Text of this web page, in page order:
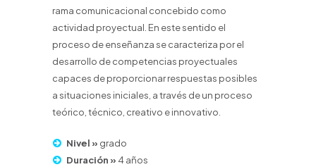
rama comunicacional concebido como
actividad proyectual. En este sentido el
proceso de enseñanza se caracteriza por el
desarrollo de competencias proyectuales
capaces de proporcionar respuestas posibles
a situaciones iniciales, a través de un proceso
teórico, técnico, creativo e innovativo.
Nivel » grado
Duración » 4 años